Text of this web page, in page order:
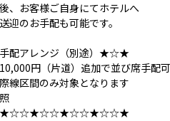
、お客様ご自身にてホテルへ
迎のお手配も可能です。
アレンジ（別途）★☆★
円（片道）追加で並び席手配
線区間のみ対象となります